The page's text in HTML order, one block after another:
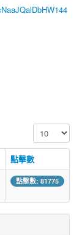
顯示數目
點擊數
點擊數: 81775